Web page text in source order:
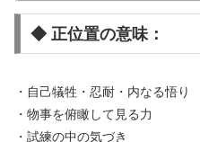
◆ 正位置の意味：
・自己犠牲・忍耐・内なる悟り
・物事を俯瞰して見る力
・試練の中の気づき